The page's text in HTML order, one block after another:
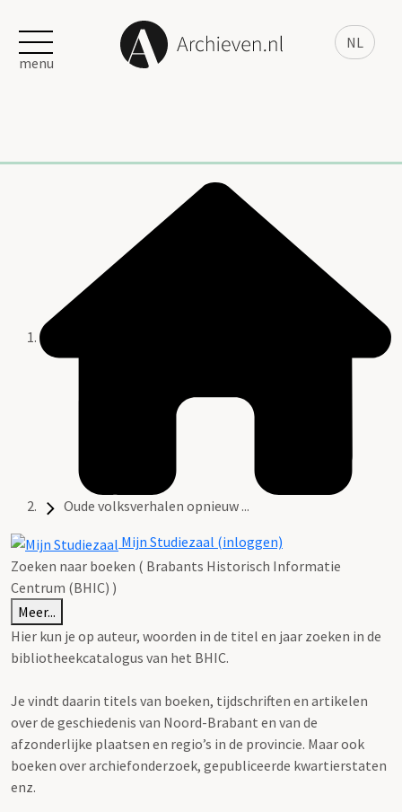
NL
menu
Oude volksverhalen opnieuw ...
Mijn Studiezaal (inloggen)
Zoeken naar boeken ( Brabants Historisch Informatie
Centrum (BHIC) )
Meer...
Hier kun je op auteur, woorden in de titel en jaar zoeken in de
bibliotheekcatalogus van het BHIC.
Je vindt daarin titels van boeken, tijdschriften en artikelen
over de geschiedenis van Noord-Brabant en van de
afzonderlijke plaatsen en regio’s in de provincie. Maar ook
boeken over archiefonderzoek, gepubliceerde kwartierstaten
enz.